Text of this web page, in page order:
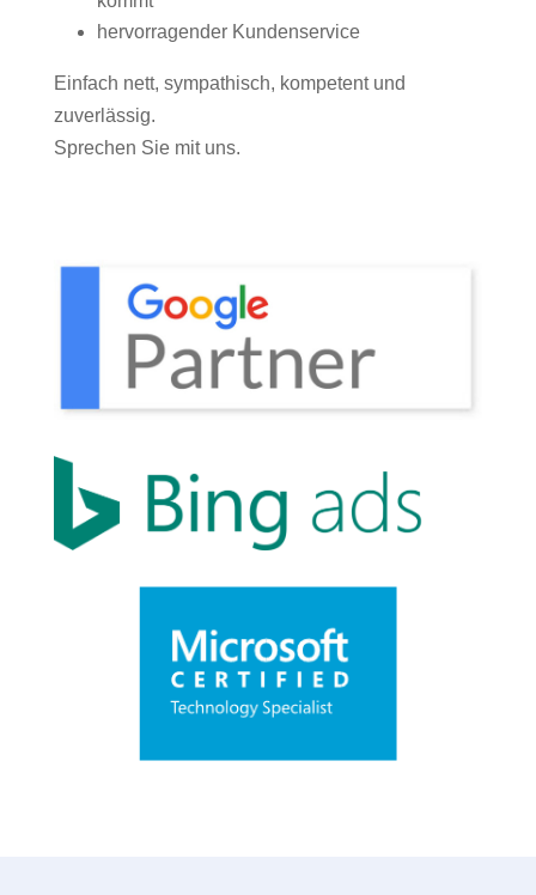
hervorragender Kundenservice
Einfach nett, sympathisch, kompetent und
zuverlässig.
Sprechen Sie mit uns.